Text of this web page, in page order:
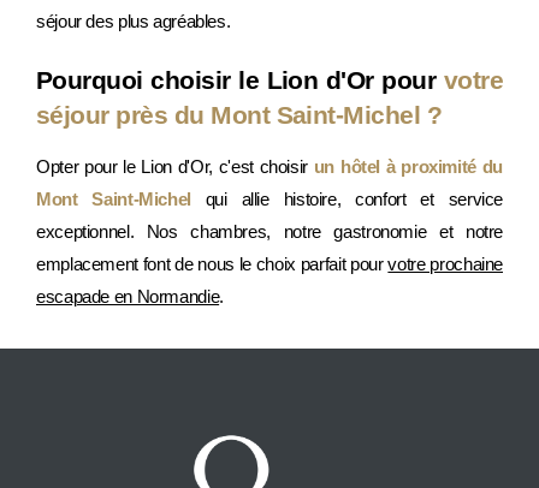
séjour des plus agréables.
Pourquoi choisir le Lion d'Or pour votre
séjour près du Mont Saint-Michel ?
Opter pour le Lion d'Or, c'est choisir un hôtel à proximité du
Mont Saint-Michel qui allie histoire, confort et service
exceptionnel. Nos chambres, notre gastronomie et notre
emplacement font de nous le choix parfait pourvotre prochaine
escapade en Normandie.